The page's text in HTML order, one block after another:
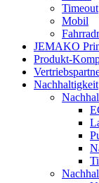
Timeout
Mobil
JEMAKO
Produkt-
Nachhaltigkeit